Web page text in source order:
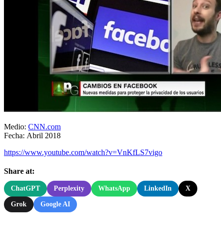
Medio: CNN.com
Fecha: Abril 2018
https://www.youtube.com/watch?v=VnKfLS7vigo
Share at:
ChatGPT Perplexity WhatsApp LinkedIn X
Grok Google AI